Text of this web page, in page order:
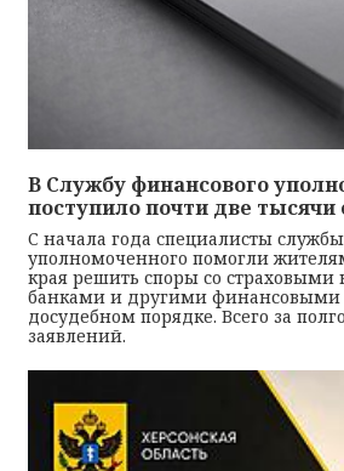
В Службу финансового
поступило почти две
С начала года специалисты
уполномоченного помогли
края решить споры со
банками и другими финансовыми
досудебном порядке. Всего за
заявлений.